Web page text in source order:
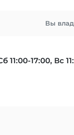
Вы
11:00-17:00, Вс